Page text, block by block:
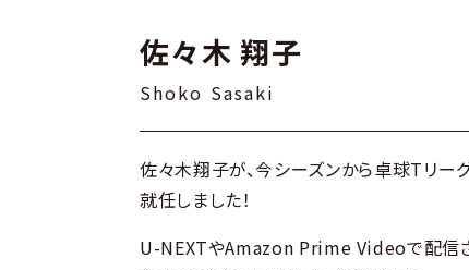
佐々木 翔子
Shoko Sasaki
佐々木翔子が、今シーズンから卓球Tリー
就任しました！
U-NEXTやAmazon Prime Videoで配信さ